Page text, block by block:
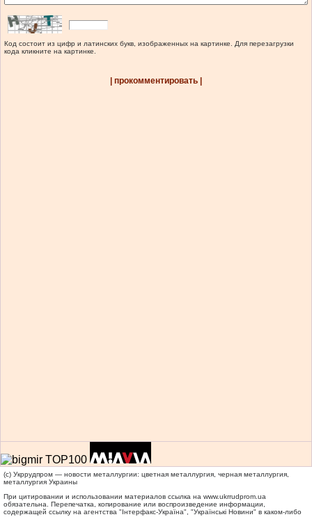
Код состоит из цифр и латинских букв, изображенных на картинке. Для перезагрузки
кода кликните на картинке.
| прокомментировать |
(c) Укррудпром — новости металлургии: цветная металлургия, черная металлургия,
металлургия Украины
При цитировании и использовании материалов ссылка на www.ukrrudprom.ua
обязательна. Перепечатка, копирование или воспроизведение информации,
содержащей ссылку на агентства "Iнтерфакс-Україна", "Українськi Новини" в каком-либо